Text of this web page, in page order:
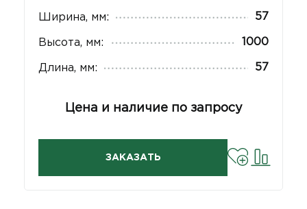
Ширина, мм: 57
Высота, мм: 1000
Длина, мм: 57
Цена и наличие по запросу
ЗАКАЗАТЬ